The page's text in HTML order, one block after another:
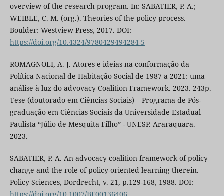
overview of the research program. In: SABATIER, P. A.;
WEIBLE, C. M. (org.). Theories of the policy process.
Boulder: Westview Press, 2017. DOI:
https://doi.org/10.4324/9780429494284-5
ROMAGNOLI, A. J. Atores e ideias na conformação da
Política Nacional de Habitação Social de 1987 a 2021: uma
análise à luz do advovacy Coalition Framework. 2023. 243p.
Tese (doutorado em Ciências Sociais) – Programa de Pós-
graduação em Ciências Sociais da Universidade Estadual
Paulista “Júlio de Mesquita Filho” - UNESP. Araraquara.
2023.
SABATIER, P. A. An advocacy coalition framework of policy
change and the role of policy-oriented learning therein.
Policy Sciences, Dordrecht, v. 21, p.129-168, 1988. DOI: